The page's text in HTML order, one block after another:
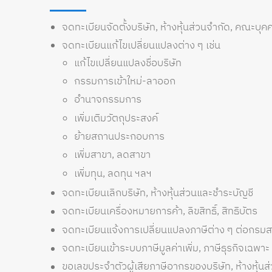
จดทะเบียนจัดตั้งบริษัท, ห้างหุ้นส่วนจำกัด, คณะบุค
จดทะเบียนแก้ไขเปลี่ยนแปลงต่าง ๆ เช่น
แก้ไขเปลี่ยนแปลงชื่อบริษัท
กรรมการเข้าใหม่-ลาออก
อำนาจกรรมการ
เพิ่มเติมวัตถุประสงค์
ย้ายสถานประกอบการ
เพิ่มสาขา, ลดสาขา
เพิ่มทุน, ลดทุน ฯลฯ
จดทะเบียนเลิกบริษัท, ห้างหุ้นส่วนและชำระบัญชี
จดทะเบียนเครื่องหมายการค้า, ลิขสิทธิ์, สิทธิบัตร
จดทะเบียนแจ้งการเปลี่ยนแปลงภาษีต่าง ๆ ต่อกรม
จดทะเบียนเข้าระบบภาษีมูลค่าเพิ่ม, ภาษีธุรกิจเฉพาะ
ขอเลขประจำตัวผู้เสียภาษีอากรของบริษัท, ห้างหุ้